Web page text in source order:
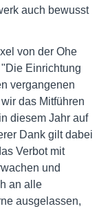
auch bewusst
von der Ohe
Einrichtung
vergangenen
das Mitführen
diesem Jahr auf
Dank gilt dabei
Verbot mit
und
an alle
ausgelassen,